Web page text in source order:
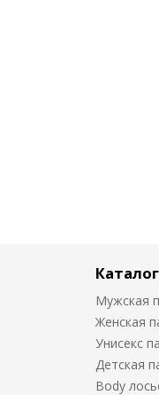
Каталог
Мужская
Женская
Унисекс
Детская
Body